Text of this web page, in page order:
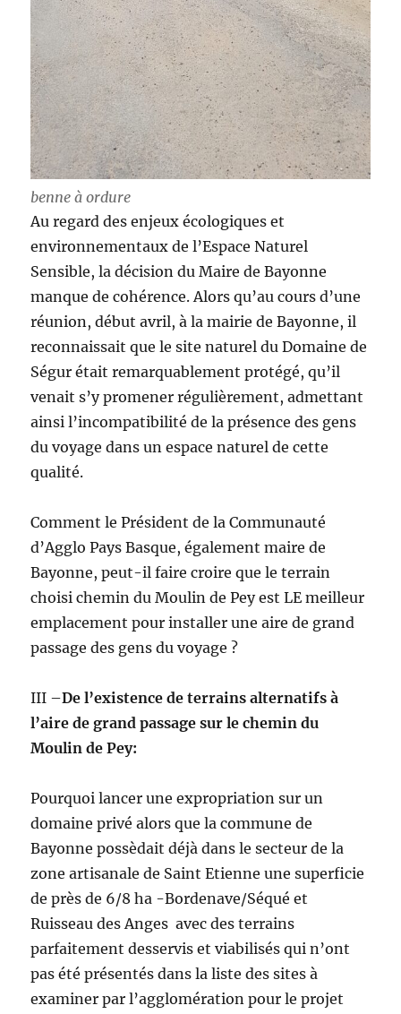
benne à ordure
Au regard des enjeux écologiques et
environnementaux de l’Espace Naturel
Sensible, la décision du Maire de Bayonne
manque de cohérence. Alors qu’au cours d’une
réunion, début avril, à la mairie de Bayonne, il
reconnaissait que le site naturel du Domaine de
Ségur était remarquablement protégé, qu’il
venait s’y promener régulièrement, admettant
ainsi l’incompatibilité de la présence des gens
du voyage dans un espace naturel de cette
qualité.
Comment le Président de la Communauté
d’Agglo Pays Basque, également maire de
Bayonne, peut-il faire croire que le terrain
choisi chemin du Moulin de Pey est LE meilleur
emplacement pour installer une aire de grand
passage des gens du voyage ?
III –De l’existence de terrains alternatifs à
l’aire de grand passage sur le chemin du
Moulin de Pey:
Pourquoi lancer une expropriation sur un
domaine privé alors que la commune de
Bayonne possèdait déjà dans le secteur de la
zone artisanale de Saint Etienne une superficie
de près de 6/8 ha -Bordenave/Séqué et
Ruisseau des Anges avec des terrains
parfaitement desservis et viabilisés qui n’ont
pas été présentés dans la liste des sites à
examiner par l’agglomération pour le projet